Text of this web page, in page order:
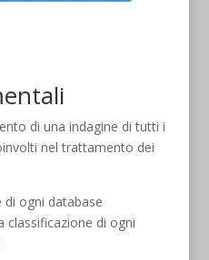
di una indagine di tutti i
nel trattamento dei
di ogni database
classificazione di ogni